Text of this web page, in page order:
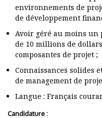
environnements de
de développement
Avoir géré au moins un
de 10 millions de
composantes de projet ;
Connaissances solides
de management de
Langue : Français
Candidature :